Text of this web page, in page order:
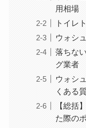
用相場
トイレ
ウォシ
落ちな
グ業者
ウォシ
くある
【総括
た際の